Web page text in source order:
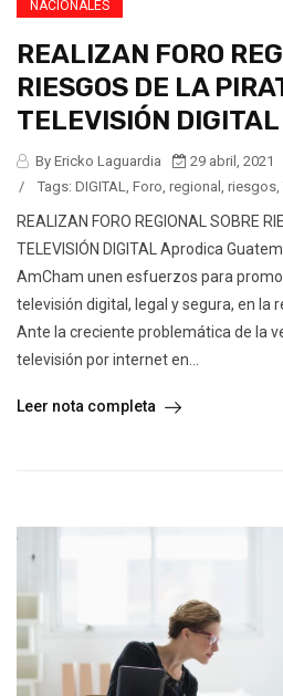
NACIONALES
REALIZAN FORO
RIESGOS DE LA
TELEVISIÓN DIGITAL
By Ericko Laguardia
29 abril, 2021
/
Tags: DIGITAL, Foro, regional , riesgos,
REALIZAN FORO REGIONAL SOBRE
TELEVISIÓN DIGITAL Aprodica
AmCham unen esfuerzos para
televisión digital, legal y segura, en la
Ante la creciente problemática de la
televisión por internet en...
Leer nota completa